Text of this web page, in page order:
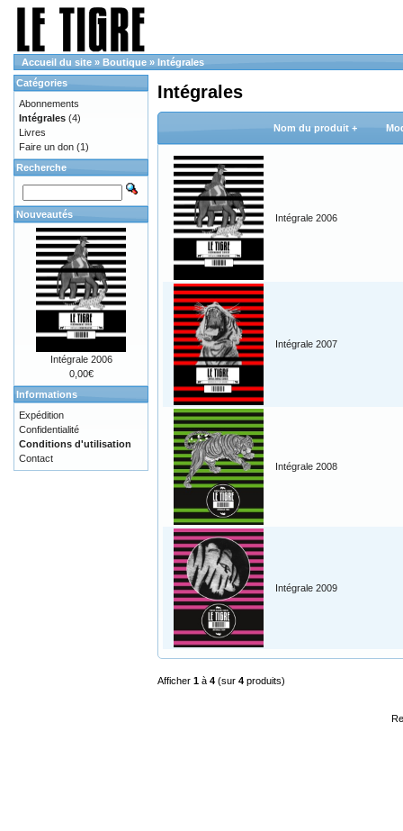
Accueil du site » Boutique » Intégrales
Intégrales
Nom du produit +
Intégrale 2006
Intégrale 2007
Intégrale 2008
Intégrale 2009
Afficher 1 à 4 (sur 4 produits)
Catégories
Abonnements
Intégrales (4)
Livres
Faire un don (1)
Recherche
Nouveautés
Intégrale 2006
0,00€
Informations
Expédition
Confidentialité
Conditions d'utilisation
Contact